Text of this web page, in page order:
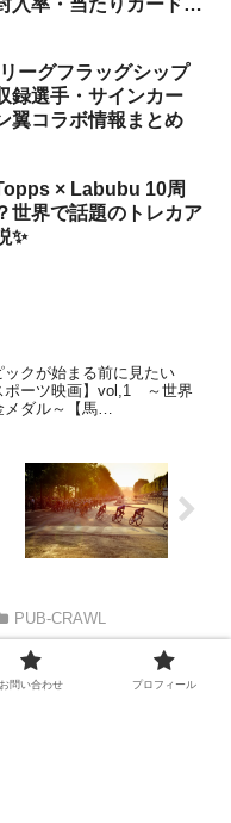
ーグフラッグシップ
録選手・サインカー
翼コラボ情報まとめ
× Labubu 10周
世界で話題のトレカア
✨
クが始まる前に見たい
ポーツ映画】vol,1 ～世界
メダル～【馬
PUB‐CRAWL
お問い合わせ プロフィール